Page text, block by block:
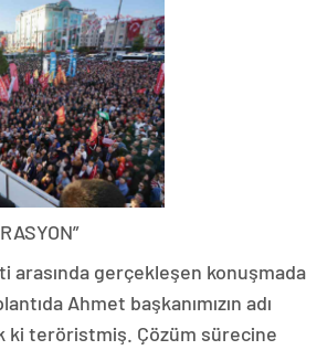
arasında gerçekleşen konuşmada
Ahmet başkanımızın adı
ki teröristmiş. Çözüm sürecine